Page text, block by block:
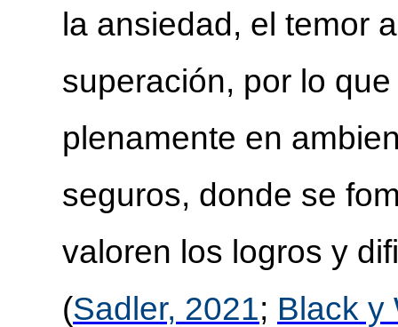
la ansiedad, el temor
superación, por lo
plenamente en
seguros, donde se
valoren los logros y
(Sadler, 2021; Black y